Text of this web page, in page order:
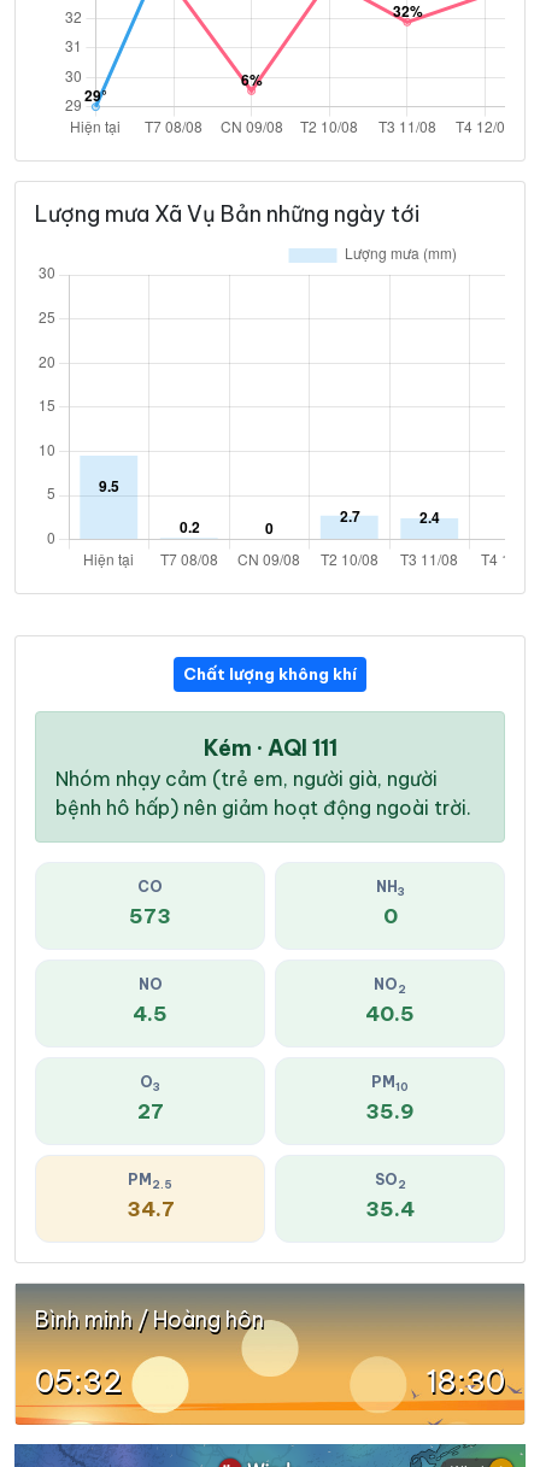
Lượng mưa Xã Vụ Bản những ngày tới
Chất lượng không khí
Kém · AQI 111
Nhóm nhạy cảm (trẻ em, người già, người
bệnh hô hấp) nên giảm hoạt động ngoài trời.
CO
573
NH 3
0
NO
4.5
NO2
40.5
O3
27
PM 10
35.9
PM 2.5
34.7
SO2
35.4
Bình minh / Hoàng hôn
05:32 18:30